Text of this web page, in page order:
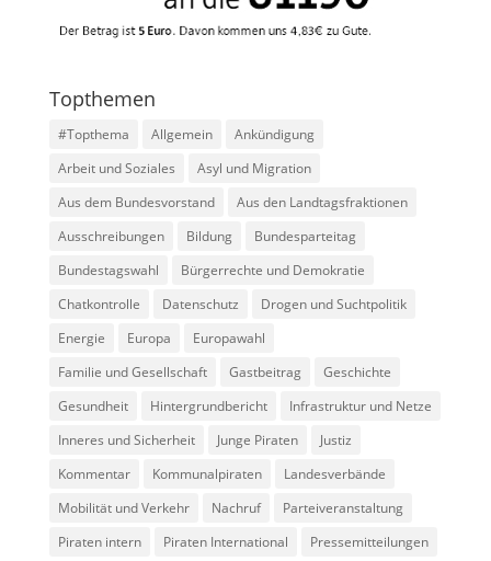
Topthemen
#Topthema Allgemein
Ankündigung
Arbeit und Soziales
Asyl und Migration
Aus dem Bundesvorstand
Aus den Landtagsfraktionen
Ausschreibungen
Bildung
Bundesparteitag
Bundestagswahl
Bürgerrechte und Demokratie
Chatkontrolle
Datenschutz
Drogen und Suchtpolitik
Energie
Europa
Europawahl
Familie und Gesellschaft
Gastbeitrag
Geschichte
Gesundheit
Hintergrundbericht
Infrastruktur und Netze
Inneres und Sicherheit
Junge Piraten
Justiz
Kommentar
Kommunalpiraten
Landesverbände
Mobilität und Verkehr
Nachruf
Parteiveranstaltung
Piraten intern
Piraten International
Pressemitteilungen